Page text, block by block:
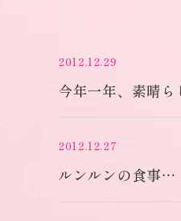
2012.12.29
今年一年、素晴ら
2012.12.27
ルンルンの食事…